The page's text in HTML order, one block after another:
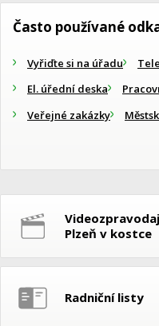
Často používané
Vyřiďte si na úřadu
El. úřední deska
Veřejné zakázky
Videozpravodaj
Plzeň v kostce
Radniční listy